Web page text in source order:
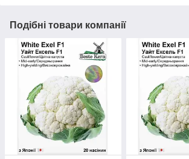
Подібні товари компанії